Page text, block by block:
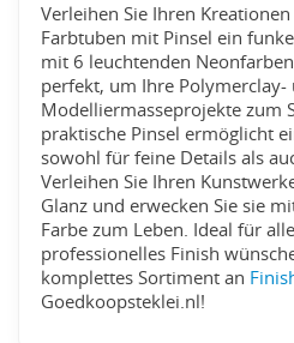
Verleihen Sie Ihren
Farbtuben mit Pinsel ein
mit 6 leuchtenden
perfekt, um Ihre Polymerclay-
Modelliermasseprojekte zum
praktische Pinsel ermöglicht
sowohl für feine Details als
Verleihen Sie Ihren
Glanz und erwecken Sie sie
Farbe zum Leben. Ideal für
professionelles Finish
komplettes Sortiment an
Goedkoopsteklei.nl!